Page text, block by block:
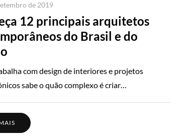
de 2019
12 principais arquitetos
do Brasil e do
com design de interiores e projetos
sabe o quão complexo é criar…